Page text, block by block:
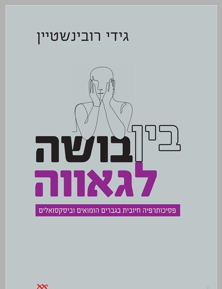
בין בושה לגאווה: פסיכותרפיה חיובית בגברים הומואים וביסקסואלים ... 0